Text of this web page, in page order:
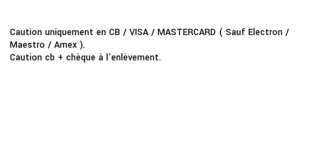
Caution uniquement en CB / VISA / MASTERCARD ( Sauf Electron /
Maestro / Amex ).
Caution cb + chèque à l’enlèvement.